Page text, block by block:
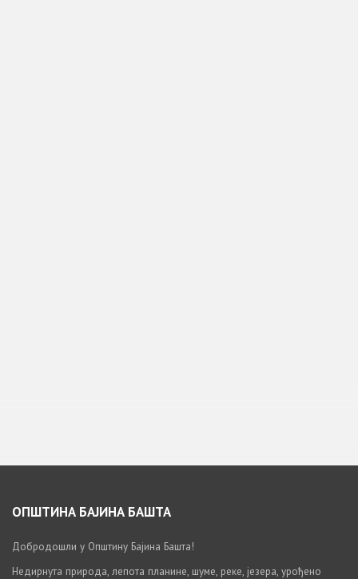
ОПШТИНА БАЈИНА БАШТА
Добродошли у Општину Бајина Башта!
Недирнута природа, лепота планине, шуме, реке, језера, урођено